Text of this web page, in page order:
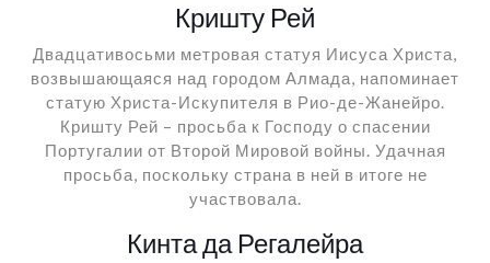
Кришту Рей
Двадцативосьми метровая статуя Иисуса Христа,
возвышающаяся над городом Алмада, напоминает
статую Христа-Искупителя в Рио-де-Жанейро.
Кришту Рей – просьба к Господу о спасении
Португалии от Второй Мировой войны. Удачная
просьба, поскольку страна в ней в итоге не
участвовала.
Кинта да Регалейра